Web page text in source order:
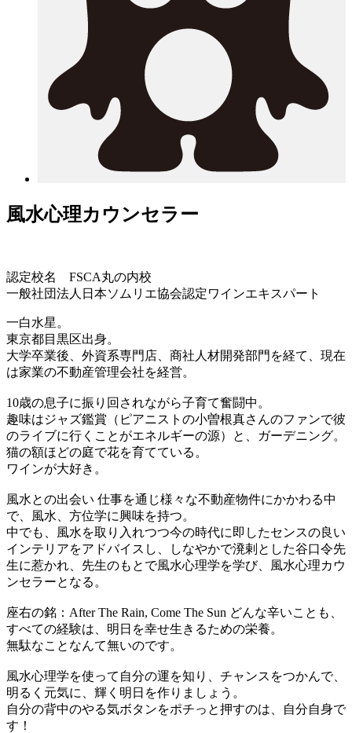
風水心理カウンセラー
認定校名 FSCA丸の内校
一般社団法人日本ソムリエ協会認定ワインエキスパート
一白水星。
東京都目黒区出身。
大学卒業後、外資系専門店、商社人材開発部門を経て、現在
は家業の不動産管理会社を経営。
10歳の息子に振り回されながら子育て奮闘中。
趣味はジャズ鑑賞（ピアニストの小曽根真さんのファンで彼
のライブに行くことがエネルギーの源）と、ガーデニング。
猫の額ほどの庭で花を育てている。
ワインが大好き。
風水との出会い 仕事を通じ様々な不動産物件にかかわる中
で、風水、方位学に興味を持つ。
中でも、風水を取り入れつつ今の時代に即したセンスの良い
インテリアをアドバイスし、しなやかで溌剌とした谷口令先
生に惹かれ、先生のもとで風水心理学を学び、風水心理カウ
ンセラーとなる。
座右の銘：After The Rain, Come The Sun どんな辛いことも、
すべての経験は、明日を幸せ生きるための栄養。
無駄なことなんて無いのです。
風水心理学を使って自分の運を知り、チャンスをつかんで、
明るく元気に、輝く明日を作りましょう。
自分の背中のやる気ボタンをポチっと押すのは、自分自身で
す！